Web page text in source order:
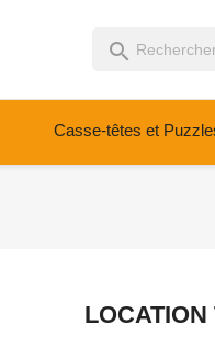
search
Casse-têtes et